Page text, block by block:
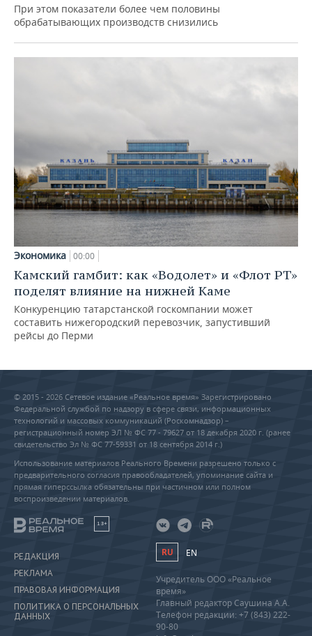
При этом показатели более чем половины
обрабатывающих производств снизились
Экономика 00:00
Камский гамбит: как «Водолет» и «Флот РТ»
поделят влияние на нижней Каме
Конкуренцию татарстанской госкомпании может
составить нижегородский перевозчик, запустивший
рейсы до Перми
© 2015 - 2026 Сетевое издание «Реальное время» Зарегистрировано
Федеральной службой по надзору в сфере связи, информационных
технологий и массовых коммуникаций (Роскомнадзор) –
регистрационный номер ЭЛ № ФС 77 - 79627 от 18 декабря 2020 г. (ранее
свидетельство Эл № ФС 77-59331 от 18 сентября 2014 г.)
Использование материалов Реального Времени разрешено только с
предварительного согласия правообладателей, упоминание сайта и
прямая гиперссылка обязательны при частичном или полном
воспроизведении материалов.
18+
РЕДАКЦИЯ
РЕКЛАМА
ПРАВОВАЯ ИНФОРМАЦИЯ
ПОЛИТИКА О ПЕРСОНАЛЬНЫХ
ДАННЫХ
RU EN
Учредитель ООО «Реальное
время»
Главный редактор Саушина А.А.
Телефон редакции: +7 (843) 222-
90-80